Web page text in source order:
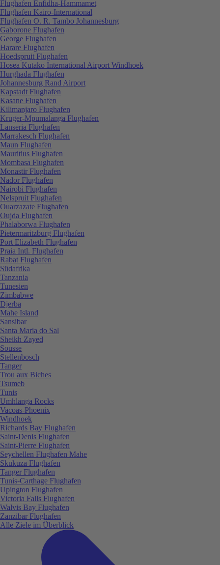
Flughafen Enfidha-Hammamet
Flughafen Kairo-International
Flughafen O. R. Tambo Johannesburg
Gaborone Flughafen
George Flughafen
Harare Flughafen
Hoedspruit Flughafen
Hosea Kutako International Airport Windhoek
Hurghada Flughafen
Johannesburg Rand Airport
Kapstadt Flughafen
Kasane Flughafen
Kilimanjaro Flughafen
Kruger-Mpumalanga Flughafen
Lanseria Flughafen
Marrakesch Flughafen
Maun Flughafen
Mauritius Flughafen
Mombasa Flughafen
Monastir Flughafen
Nador Flughafen
Nairobi Flughafen
Nelspruit Flughafen
Ouarzazate Flughafen
Oujda Flughafen
Phalaborwa Flughafen
Pietermaritzburg Flughafen
Port Elizabeth Flughafen
Praia Intl. Flughafen
Rabat Flughafen
Südafrika
Tanzania
Tunesien
Zimbabwe
Djerba
Mahe Island
Sansibar
Santa Maria do Sal
Sheikh Zayed
Sousse
Stellenbosch
Tanger
Trou aux Biches
Tsumeb
Tunis
Umhlanga Rocks
Vacoas-Phoenix
Windhoek
Richards Bay Flughafen
Saint-Denis Flughafen
Saint-Pierre Flughafen
Seychellen Flughafen Mahe
Skukuza Flughafen
Tanger Flughafen
Tunis-Carthage Flughafen
Upington Flughafen
Victoria Falls Flughafen
Walvis Bay Flughafen
Zanzibar Flughafen
Alle Ziele im Überblick